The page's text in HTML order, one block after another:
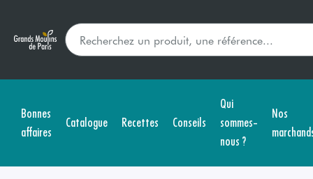
Bonnes
affaires
Catalogue Recettes Conseils
Qui
sommes-
nous ?
Nos